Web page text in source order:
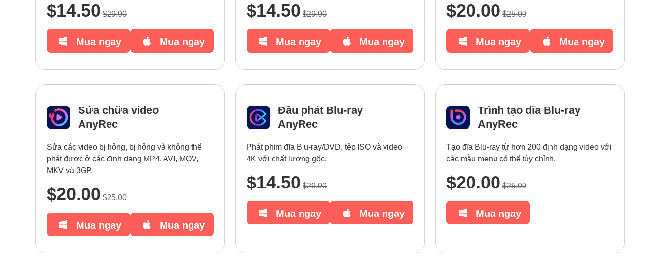
$14.50 $29.90
Mua ngay Mua ngay
$14.50 $29.90
Mua ngay Mua ngay
$20.00 $25.00
Mua ngay Mua ngay
Sửa chữa video
AnyRec
Sửa các video bị hỏng, bị hỏng và không thể
phát được ở các định dạng MP4, AVI, MOV,
MKV và 3GP.
$20.00 $25.00
Mua ngay Mua ngay
Đầu phát Blu-ray
AnyRec
Phát phim đĩa Blu-ray/DVD, tệp ISO và video
4K với chất lượng gốc.
$14.50 $29.90
Mua ngay Mua ngay
Trình tạo đĩa Blu-ray
AnyRec
Tạo đĩa Blu-ray từ hơn 200 định dạng video với
các mẫu menu có thể tùy chỉnh.
$20.00 $25.00
Mua ngay